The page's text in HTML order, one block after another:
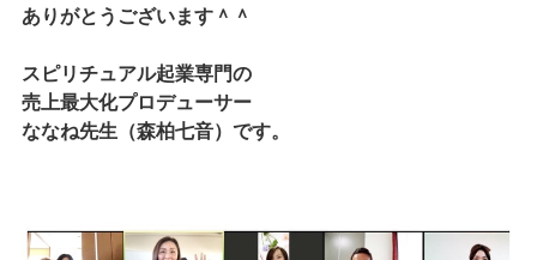
ありがとうございます＾＾
スピリチュアル起業専門の
売上最大化プロデューサー
ななね先生（森柏七音）です。